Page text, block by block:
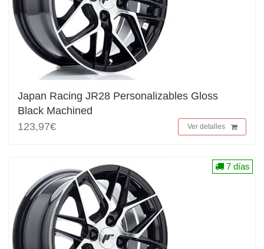
Japan Racing JR28 Personalizables Gloss
Black Machined
123,97€
Ver detalles
7 días